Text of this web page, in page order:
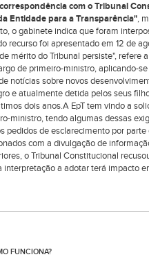
com o Tribunal
Entidade para a Transparência",
o gabinete indica que foram
recurso foi apresentado em 12 de
mérito do Tribunal persiste", refere
de primeiro-ministro, aplicando-
notícias sobre novos
e atualmente detida pelos seus
dois anos.A EpT tem vindo a
ministro, tendo algumas dessas
pedidos de esclarecimento por
com a divulgação de
o Tribunal Constitucional
interpretação a adotar terá impacto
FUNCIONA?